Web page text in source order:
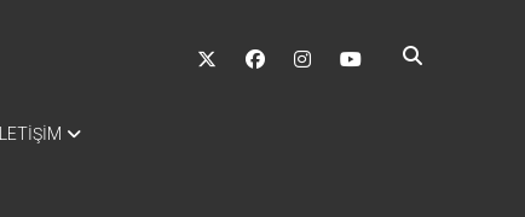
twitter facebookinstagramyoutube